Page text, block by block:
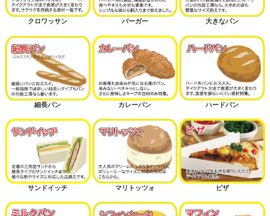
クロワッサン バーガー 大きなパン
細長パン カレーパン ハードパン
サンドイッチ マリトッツォ ピザ